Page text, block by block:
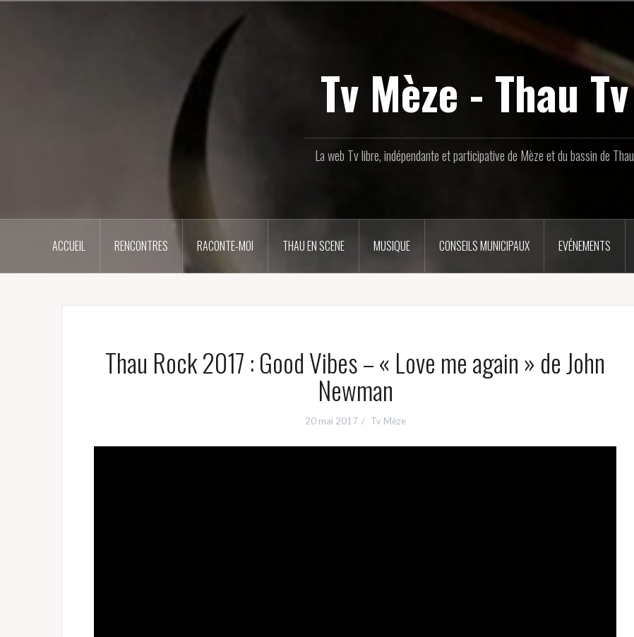
Tv Mèze - Thau Tv
La web Tv libre, indépendante et participative de Mèze et du bassin de Thau
ACCUEIL RENCONTRES RACONTE-MOI THAU EN SCENE MUSIQUE CONSEILS MUNICIPAUX EVÉNEMENTS
Thau Rock 2017 : Good Vibes – « Love me again » de John
Newman
20 mai 2017 Tv Mèze